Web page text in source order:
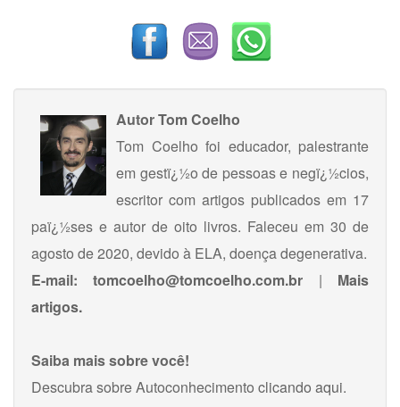
AutorTom Coelho
Tom Coelho foi educador, palestrante
em gestï¿½o de pessoas e negï¿½cios,
escritor com artigos publicados em 17
paï¿½ses e autor de oito livros. Faleceu em 30 de
agosto de 2020, devido à ELA, doença degenerativa.
E-mail:
tomcoelho@tomcoelho.com.br | Mais
artigos.
Saiba mais sobre você!
Descubra sobre Autoconhecimento clicando aqui.